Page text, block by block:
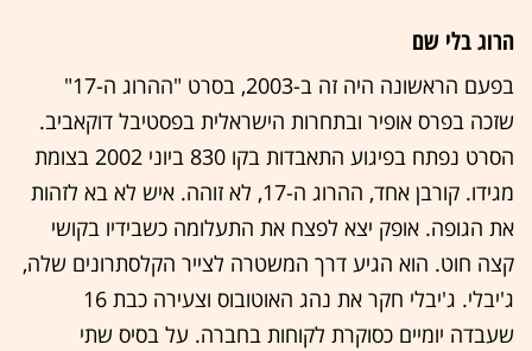
הרוג בלי שם
בפעם הראשונה היה זה ב-2003, בסרט "ההרוג ה-17"
שזכה בפרס אופיר ובתחרות הישראלית בפסטיבל דוקאביב.
הסרט נפתח בפיגוע התאבדות בקו 830 ביוני 2002 בצומת
מגידו. קורבן אחד, ההרוג ה-17, לא זוהה. איש לא בא לזהות
את הגופה. אופק יצא לפצח את התעלומה כשבידיו בקושי
קצה חוט. הוא הגיע דרך המשטרה לצייר הקלסתרונים שלה,
ג'יבלי. ג'יבלי חקר את נהג האוטובוס וצעירה כבת 16
שעבדה יומיים כסוקרת לקוחות בחברה. על בסיס שתי